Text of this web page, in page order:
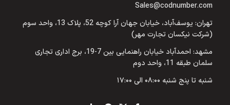
Sales@codnumber.com
تهران: یوسف‌آباد، خیابان جهان آرا کوچه 52، پلاک 13، واحد سوم
(شرکت نیکسان تجارت مهر)
مشهد: احمدآباد خیابان راهنمایی بین 7-19، برج اداری تجاری
سلمان طبقه 11، واحد دوم
شنبه تا پنج شنبه ۰۸:۰۰ الی ۱۷:۰۰